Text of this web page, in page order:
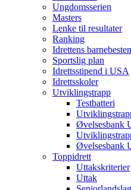
Ungdomsserien
Masters
Lenke til resultater
Ranking
Idrettens
Sportslig plan
Idrettsstipend i USA
Idrettsskoler
Utviklingstrapp
Testbatteri
Øvelsesbank
Øvelsesbank
Toppidrett
Uttakskriterier
Uttak